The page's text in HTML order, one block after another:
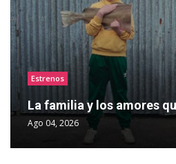
Estrenos
La familia y los amores
Ago 04, 2026